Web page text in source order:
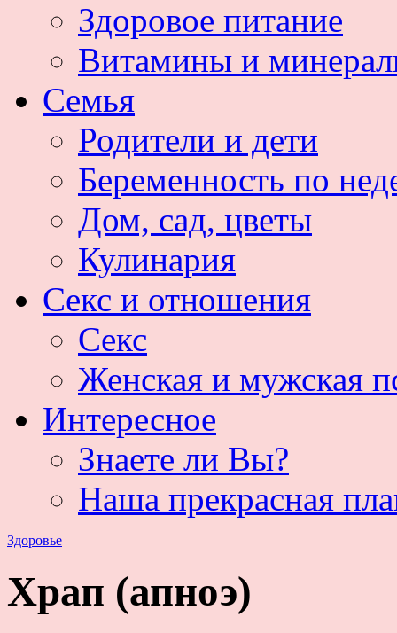
Здоровое питание
Витамины и
Семья
Родители и дети
Беременность по
Дом, сад, цветы
Кулинария
Секс и отношения
Секс
Женская и мужская
Интересное
Знаете ли Вы?
Наша прекрасная
Здоровье
Храп (апноэ)